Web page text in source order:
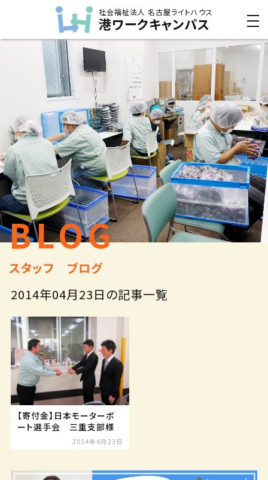
社会福祉法人 名古屋ライトハウス
港ワークキャンパス
BLOG
スタッフ ブログ
2014年04月23日の記事一覧
【寄付金】日本モーターボ
ート選手会 三重支部様
2014年4月23日